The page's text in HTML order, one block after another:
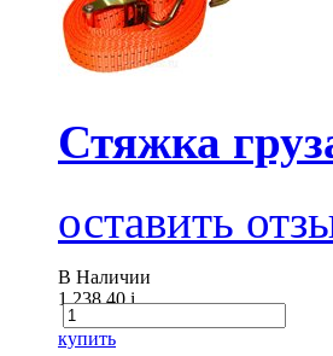
Стяжка
оставить
В Наличии
1 238.40i
купить